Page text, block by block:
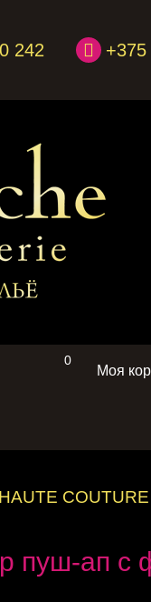
242
0
Моя
COUTURE
пуш-ап с